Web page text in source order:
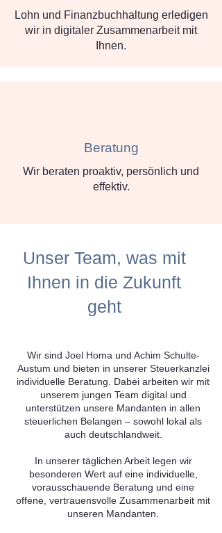
Lohn und Finanzbuchhaltung erledigen
wir in digitaler Zusammenarbeit mit
Ihnen.
Beratung
Wir beraten proaktiv, persönlich und
effektiv.
Unser Team, was mit
Ihnen in die Zukunft
geht
Wir sind Joel Homa und Achim Schulte-
Austum und bieten in unserer Steuerkanzlei
individuelle Beratung. Dabei arbeiten wir mit
unserem jungen Team digital und
unterstützen unsere Mandanten in allen
steuerlichen Belangen – sowohl lokal als
auch deutschlandweit.
In unserer täglichen Arbeit legen wir
besonderen Wert auf eine individuelle,
vorausschauende Beratung und eine
offene, vertrauensvolle Zusammenarbeit mit
unseren Mandanten.